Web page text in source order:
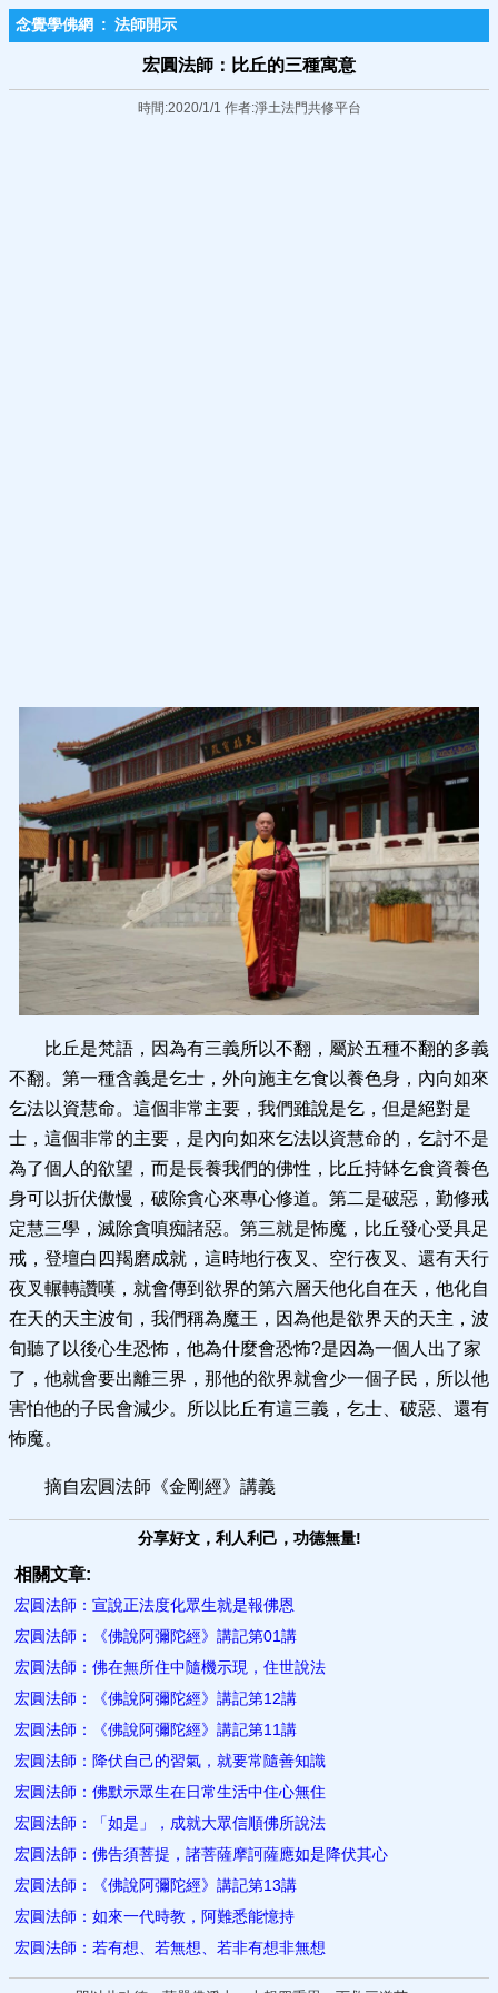
念覺學佛網 : 法師開示
宏圓法師：比丘的三種寓意
時間:2020/1/1 作者:淨土法門共修平台
比丘是梵語，因為有三義所以不翻，屬於五種不翻的多義
不翻。第一種含義是乞士，外向施主乞食以養色身，內向如來
乞法以資慧命。這個非常主要，我們雖說是乞，但是絕對是
士，這個非常的主要，是內向如來乞法以資慧命的，乞討不是
為了個人的欲望，而是長養我們的佛性，比丘持缽乞食資養色
身可以折伏傲慢，破除貪心來專心修道。第二是破惡，勤修戒
定慧三學，滅除貪嗔痴諸惡。第三就是怖魔，比丘發心受具足
戒，登壇白四羯磨成就，這時地行夜叉、空行夜叉、還有天行
夜叉輾轉讚嘆，就會傳到欲界的第六層天他化自在天，他化自
在天的天主波旬，我們稱為魔王，因為他是欲界天的天主，波
旬聽了以後心生恐怖，他為什麼會恐怖?是因為一個人出了家
了，他就會要出離三界，那他的欲界就會少一個子民，所以他
害怕他的子民會減少。所以比丘有這三義，乞士、破惡、還有
怖魔。
摘自宏圓法師《金剛經》講義
分享好文，利人利己，功德無量!
相關文章:
宏圓法師：宣說正法度化眾生就是報佛恩
宏圓法師：《佛說阿彌陀經》講記第01講
宏圓法師：佛在無所住中隨機示現，住世說法
宏圓法師：《佛說阿彌陀經》講記第12講
宏圓法師：《佛說阿彌陀經》講記第11講
宏圓法師：降伏自己的習氣，就要常隨善知識
宏圓法師：佛默示眾生在日常生活中住心無住
宏圓法師：「如是」，成就大眾信順佛所說法
宏圓法師：佛告須菩提，諸菩薩摩訶薩應如是降伏其心
宏圓法師：《佛說阿彌陀經》講記第13講
宏圓法師：如來一代時教，阿難悉能憶持
宏圓法師：若有想、若無想、若非有想非無想